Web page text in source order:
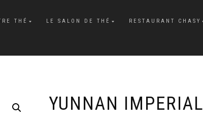
THÉ LE SALON DE THÉ RESTAURANT CHASY
YUNNAN IMPERIAL